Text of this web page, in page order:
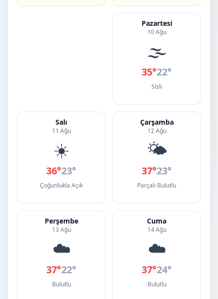
Pazartesi
10 Ağu
🌫️
35°22°
Sisli
Salı
11 Ağu
☀️
36°23°
Çoğunlukla Açık
Çarşamba
12 Ağu
🌤️
37°23°
Parçalı Bulutlu
Perşembe
13 Ağu
☁️
37°22°
Bulutlu
Cuma
14 Ağu
☁️
37°24°
Bulutlu